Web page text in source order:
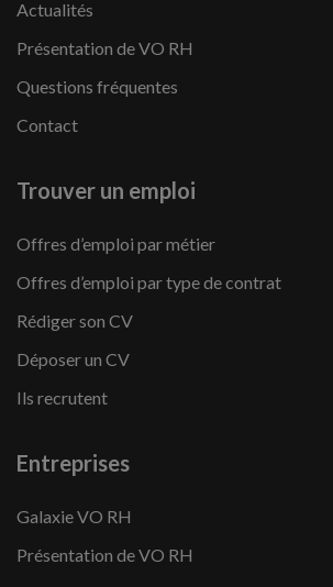
Actualités
Présentation de VO RH
Questions fréquentes
Contact
Trouver un emploi
Offres d’emploi par métier
Offres d’emploi par type de contrat
Rédiger son CV
Déposer un CV
Ils recrutent
Entreprises
Galaxie VO RH
Présentation de VO RH